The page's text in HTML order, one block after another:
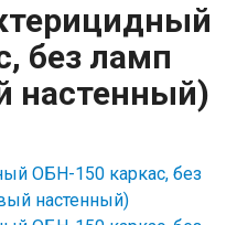
без ламп
настенный)